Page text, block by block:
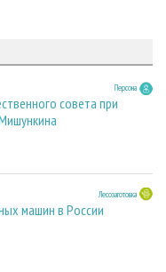
Персона
совета при
Лесозаготовка
машин в России